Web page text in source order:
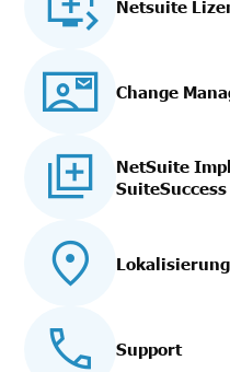
Netsuite
Change
NetSuite
SuiteSuccess
Support